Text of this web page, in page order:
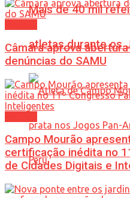
Mais de 40 mil
atletas durante os
Câmara aprova
denúncias do SAMU
Campo Mourão
certificação inédita no
de Cidades Digitais e